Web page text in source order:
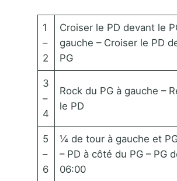
1
–
2
Croiser le PD devant le
gauche – Croiser le PD
PG
3
–
4
Rock du PG à gauche –
le PD
5
–
6
¼ de tour à gauche et
– PD à côté du PG – PG
06:00